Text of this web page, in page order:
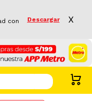
con
Descargar X